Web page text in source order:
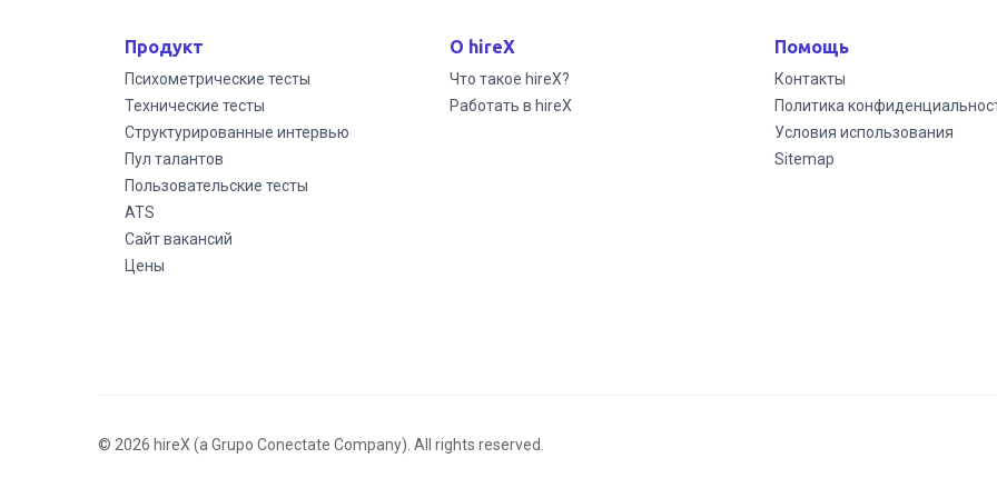
Продукт
Психометрические тесты
Технические тесты
Структурированные интервью
Пул талантов
Пользовательские тесты
ATS
Сайт вакансий
Цены
О hireX
Что такое hireX?
Работать в hireX
Помощь
Контакты
Политика
Условия использования
Sitemap
© 2026 hireX (a Grupo Conectate Company). All rights reserved.